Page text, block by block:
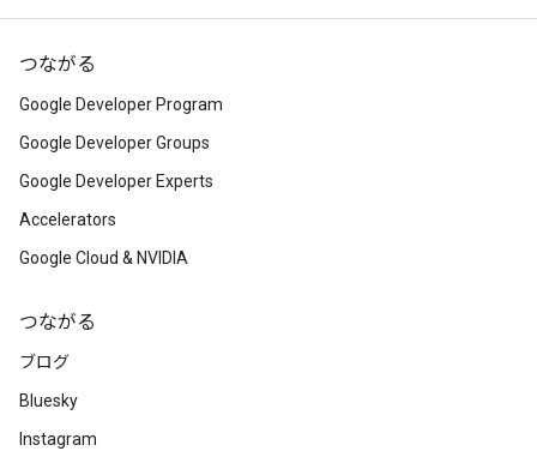
つながる
Google Developer Program
Google Developer Groups
Google Developer Experts
Accelerators
Google Cloud & NVIDIA
つながる
ブログ
Bluesky
Instagram